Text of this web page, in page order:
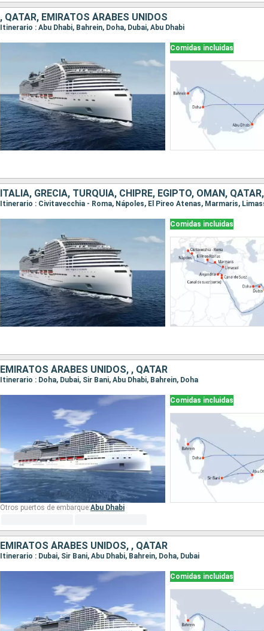
, QATAR, EMIRATOS ÁRABES UNIDOS
Itinerario : Abu Dhabi, Bahrein, Doha, Dubai, Abu Dhabi
Comidas incluidas
Comidas incluidas
EMIRATOS ÁRABES UNIDOS, , QATAR
Itinerario : Doha, Dubai, Sir Bani, Abu Dhabi, Bahrein, Doha
Comidas incluidas
Otros puertos de embarque:Abu Dhabi
EMIRATOS ÁRABES UNIDOS, , QATAR
Itinerario : Dubai, Sir Bani, Abu Dhabi, Bahrein, Doha, Dubai
Comidas incluidas